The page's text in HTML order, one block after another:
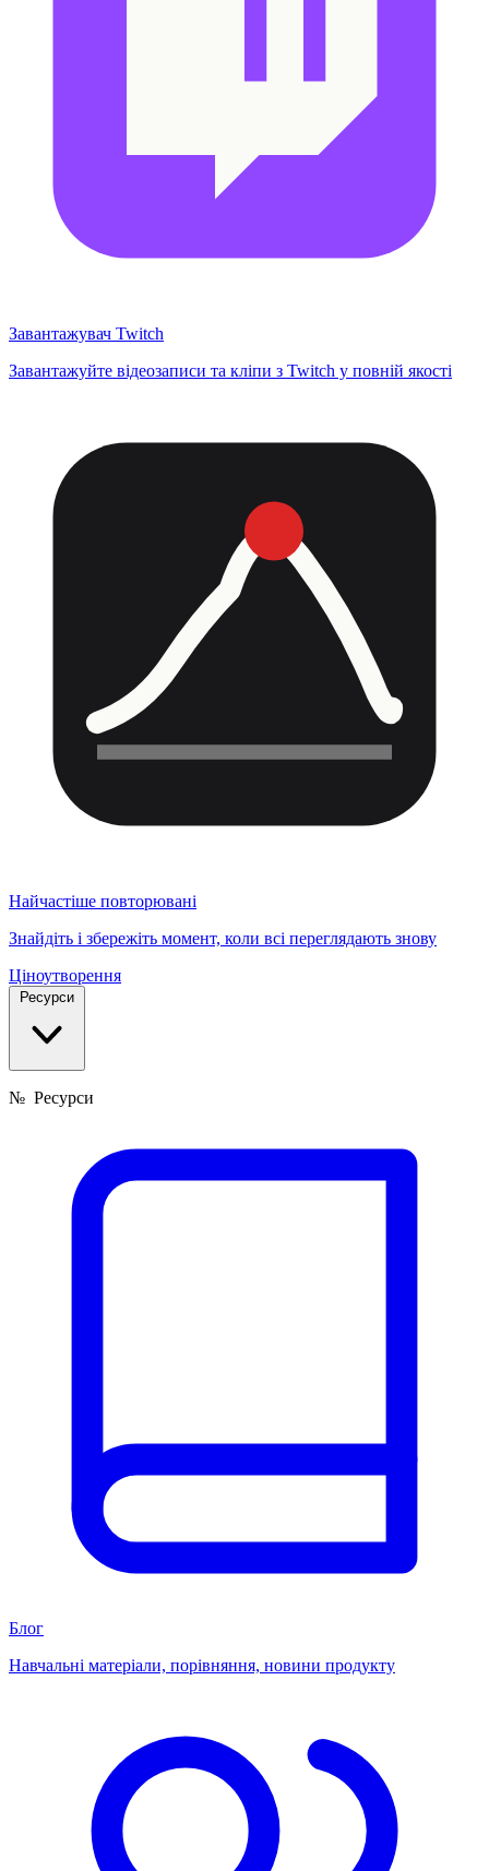
Завантажувач Twitch
Завантажуйте відеозаписи та кліпи з Twitch у повній якості
Найчастіше повторювані
Знайдіть і збережіть момент, коли всі переглядають знову
Ціноутворення
Ресурси
№ Ресурси
Блог
Навчальні матеріали, порівняння, новини продукту